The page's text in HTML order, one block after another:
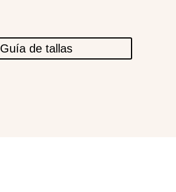
Guía de tallas